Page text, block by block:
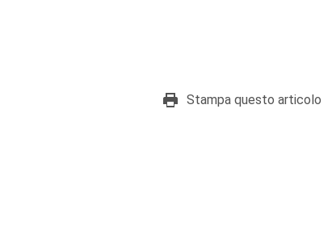
Stampa questo articolo